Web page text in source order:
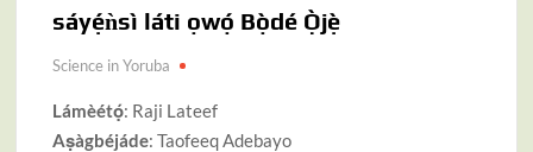
sáyẹ́ǹsì láti ọwọ́ Bọ̀dé Ọ̀jẹ̀
Science in Yoruba
Lámèétọ́: Raji Lateef
Aṣàgbéjáde: Taofeeq Adebayo